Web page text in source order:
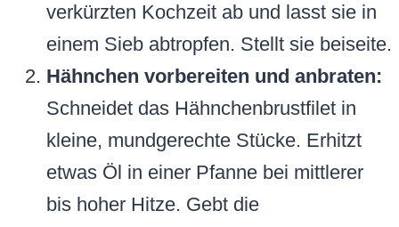
verkürzten Kochzeit ab und lasst sie in
einem Sieb abtropfen. Stellt sie beiseite.
Hähnchen vorbereiten und anbraten:
Schneidet das Hähnchenbrustfilet in
kleine, mundgerechte Stücke. Erhitzt
etwas Öl in einer Pfanne bei mittlerer
bis hoher Hitze. Gebt die